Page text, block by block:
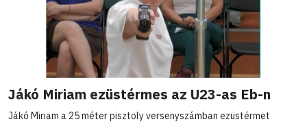
Jákó Miriam ezüstérmes az U23-as Eb-n
Jákó Miriam a 25 méter pisztoly versenyszámban ezüstérmet